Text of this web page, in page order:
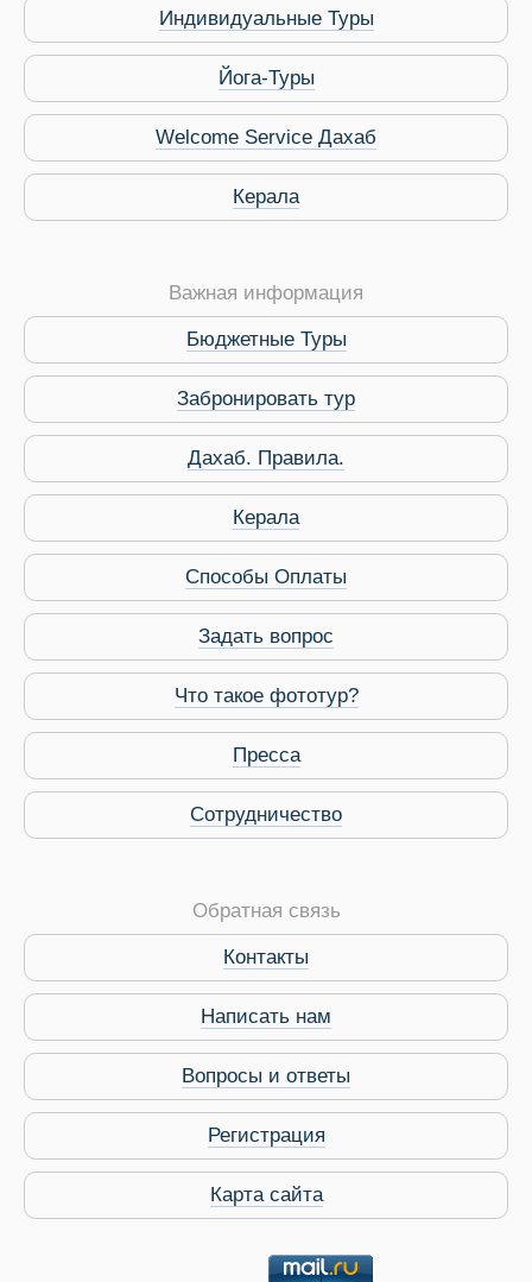
Service Дахаб
Путеводитель по
Виза в Индию
Индивидуальные Туры
Йога-Туры
Welcome Service Дахаб
Керала
Важная информация
Бюджетные Туры
Забронировать тур
Дахаб. Правила.
Керала
Способы Оплаты
Задать вопрос
Что такое фототур?
Пресса
Сотрудничество
Обратная связь
Контакты
Написать нам
Вопросы и ответы
Регистрация
Карта сайта